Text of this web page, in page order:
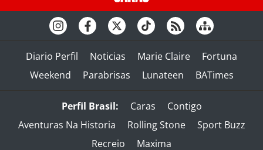
Diario Perfil Noticias Marie Claire
Fortuna
Weekend
Parabrisas Lunateen BATimes
Perfil Brasil: Caras
Contigo
Aventuras Na Historia
Rolling Stone
Sport Buzz
Recreio
Maxima